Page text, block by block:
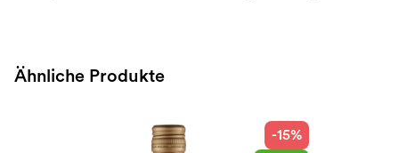
Ähnliche Produkte
-15%